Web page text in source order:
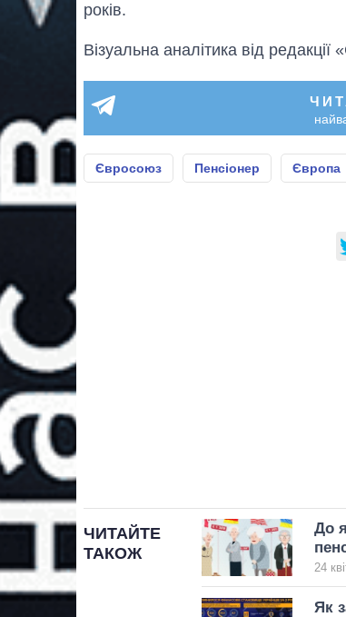
років.
Візуальна аналітика від
Євросоюз Пенсіонер Європа
ЧИТАЙТЕ
ТАКОЖ
До
24
Як